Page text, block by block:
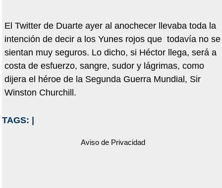
El Twitter de Duarte ayer al anochecer llevaba toda la
intención de decir a los Yunes rojos que todavía no se
sientan muy seguros. Lo dicho, si Héctor llega, será a
costa de esfuerzo, sangre, sudor y lágrimas, como
dijera el héroe de la Segunda Guerra Mundial, Sir
Winston Churchill.
TAGS:
Aviso de Privacidad